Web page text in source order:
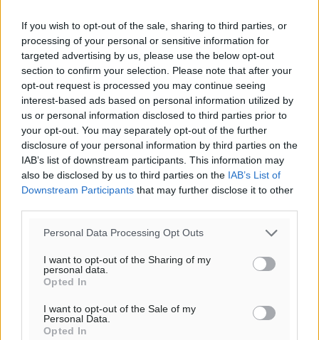
If you wish to opt-out of the sale, sharing to third parties, or
processing of your personal or sensitive information for
targeted advertising by us, please use the below opt-out
section to confirm your selection. Please note that after your
opt-out request is processed you may continue seeing
interest-based ads based on personal information utilized by
us or personal information disclosed to third parties prior to
your opt-out. You may separately opt-out of the further
disclosure of your personal information by third parties on the
IAB’s list of downstream participants. This information may
also be disclosed by us to third parties on the IAB’s List of
Downstream Participants that may further disclose it to other
Personal Data Processing Opt Outs
I want to opt-out of the Sharing of my
personal data.
Opted In
I want to opt-out of the Sale of my
Personal Data.
Opted In